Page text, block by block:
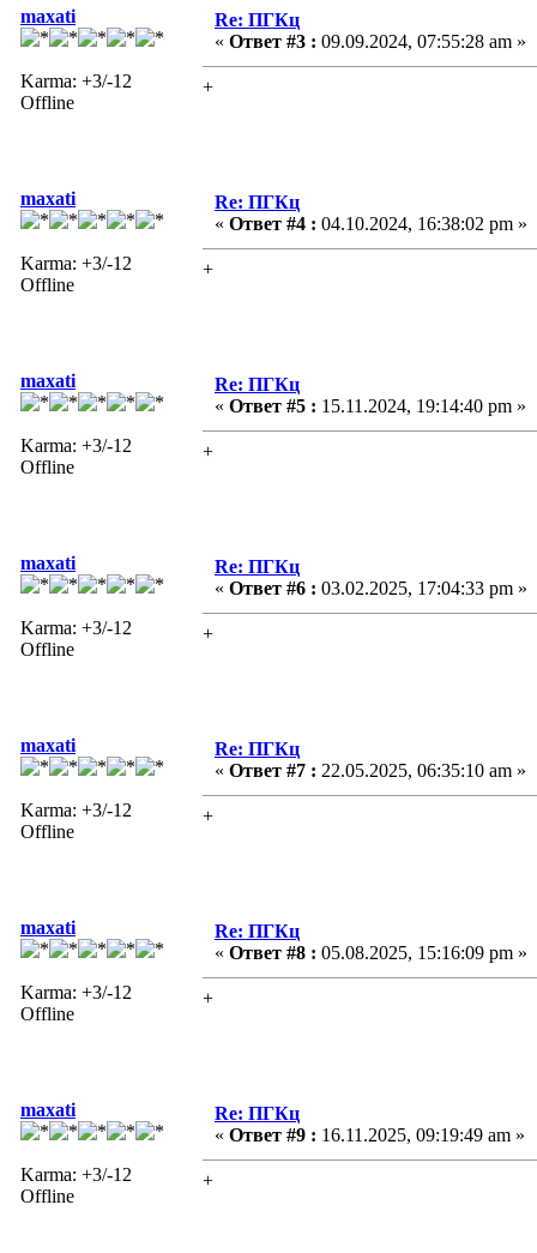
maxati
Karma: +3/-12
Offline
Re: ПГКц
« Ответ #3 : 09.09.2024, 07:55:28 am »
+
maxati
Karma: +3/-12
Offline
Re: ПГКц
« Ответ #4 : 04.10.2024, 16:38:02 pm »
+
maxati
Karma: +3/-12
Offline
Re: ПГКц
« Ответ #5 : 15.11.2024, 19:14:40 pm »
+
maxati
Karma: +3/-12
Offline
Re: ПГКц
« Ответ #6 : 03.02.2025, 17:04:33 pm »
+
maxati
Karma: +3/-12
Offline
Re: ПГКц
« Ответ #7 : 22.05.2025, 06:35:10 am »
+
maxati
Karma: +3/-12
Offline
Re: ПГКц
« Ответ #8 : 05.08.2025, 15:16:09 pm »
+
maxati
Karma: +3/-12
Offline
Re: ПГКц
« Ответ #9 : 16.11.2025, 09:19:49 am »
+